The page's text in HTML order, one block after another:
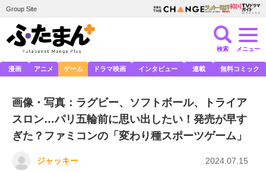
Group Site
検索 メニュー
漫画 アニメ ゲーム ドラマ映画 インタビュー 連載 無料コミック
画像・写真：ラグビー、ソフトボール、トライア
スロン…パリ五輪前に思い出したい！発売が早す
ぎた？ファミコンの「変わり種スポーツゲーム」
ジャッキー 2024.07.15